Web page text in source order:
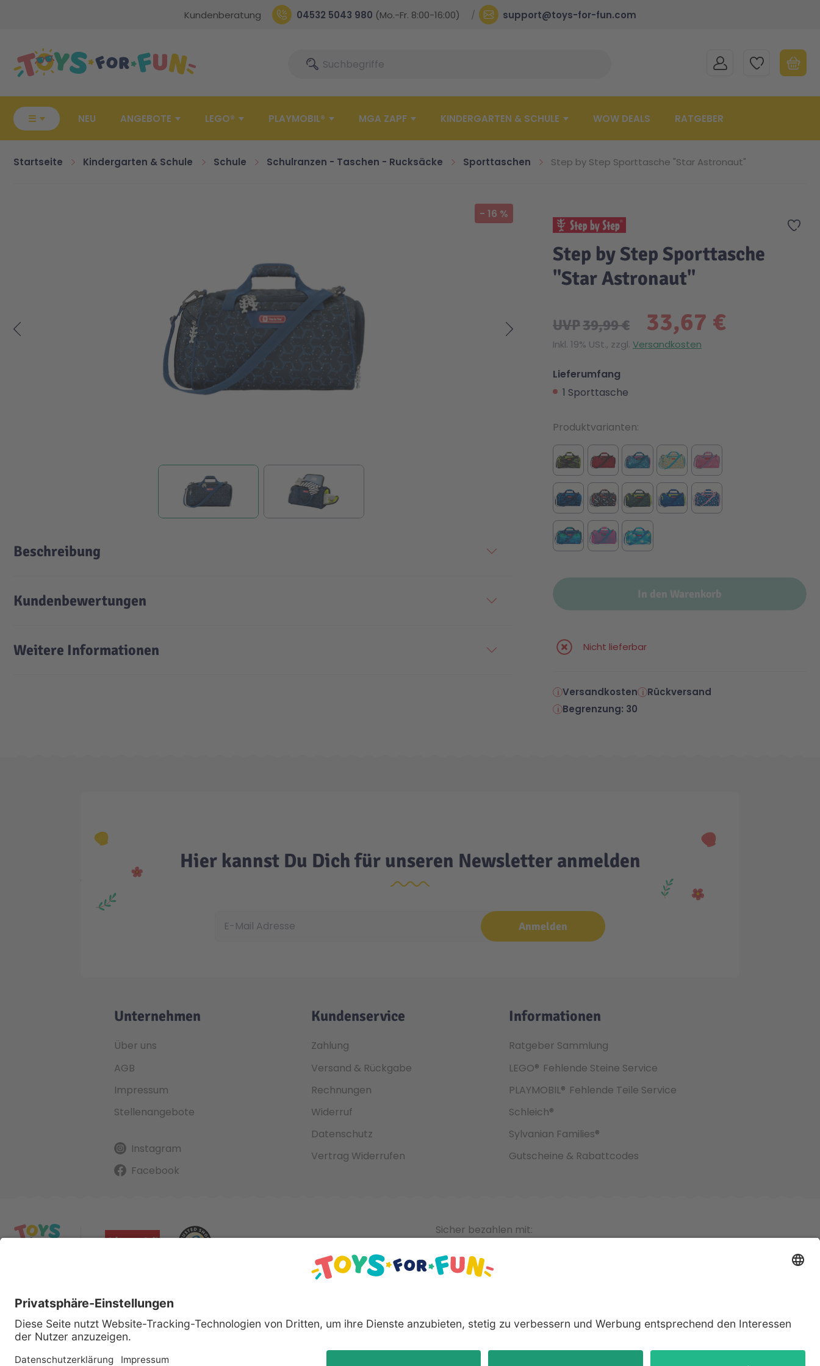
Kundenberatung 04532 5043 980 (Mo.-Fr. 8:00-16:00) support@toys-for-fun.com
SucheSuche MEIN KONTOMEINE WUNSCHLISTE
☰ NEU ANGEBOTE LEGO® PLAYMOBIL® MGA ZAPF KINDERGARTEN & SCHULE WOW DEALS RATGEBER
Startseite Kindergarten & Schule Schule Schulranzen - Taschen - Rucksäcke Sporttaschen Step by Step Sporttasche "Star Astronaut"
- 16 %
Zur
Step by Step Sporttasche
"Star Astronaut"
33,67 €
UVP39,99 €
Inkl. 19% USt., zzgl. Versandkosten
Lieferumfang
1 Sporttasche
In den Warenkorb
Nicht lieferbar
Produktvarianten
Versandkosten
Rückversand
Begrenzung: 30
Beschreibung
Kundenbewertungen
Weitere Informationen
Hier kannst Du Dich für unseren Newsletter anmelden
Anmelden
Unternehmen
Über uns
AGB
Impressum
Stellenangebote
Instagram
Facebook
Kundenservice
Zahlung
Versand & Rückgabe
Rechnungen
Widerruf
Datenschutz
Vertrag Widerrufen
Informationen
Ratgeber Sammlung
LEGO® Fehlende Steine Service
PLAYMOBIL® Fehlende Teile Service
Schleich®
Sylvanian Families®
Gutscheine & Rabattcodes
Sicher bezahlen mit:
Alle genannten Produkte und Logos sind eingetragene Warenzeichen der jeweiligen